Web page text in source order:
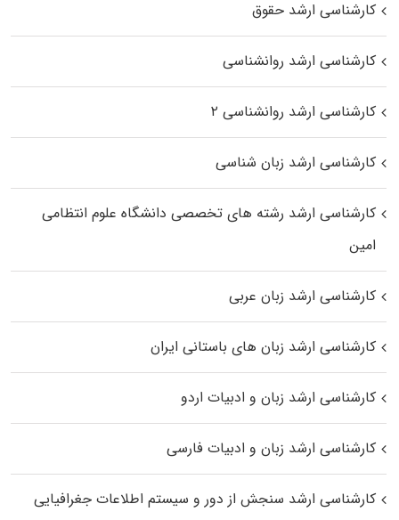
کارشناسی ارشد حقوق
کارشناسی ارشد روانشناسی
کارشناسی ارشد روانشناسی ۲
کارشناسی ارشد زبان شناسی
کارشناسی ارشد رﺷﺘﻪ ﻫﺎی تخصصی داﻧﺸﮕﺎه ﻋﻠﻮم انتظامی
اﻣﻴﻦ
کارشناسی ارشد زبان عربی
کارشناسی ارشد زبان‌ های باستانی ایران
کارشناسی ارشد زبان و ادبیات اردو
کارشناسی ارشد زبان و ادبیات فارسی
کارشناسی ارشد سنجش از دور و سیستم اطلاعات جغرافیایی